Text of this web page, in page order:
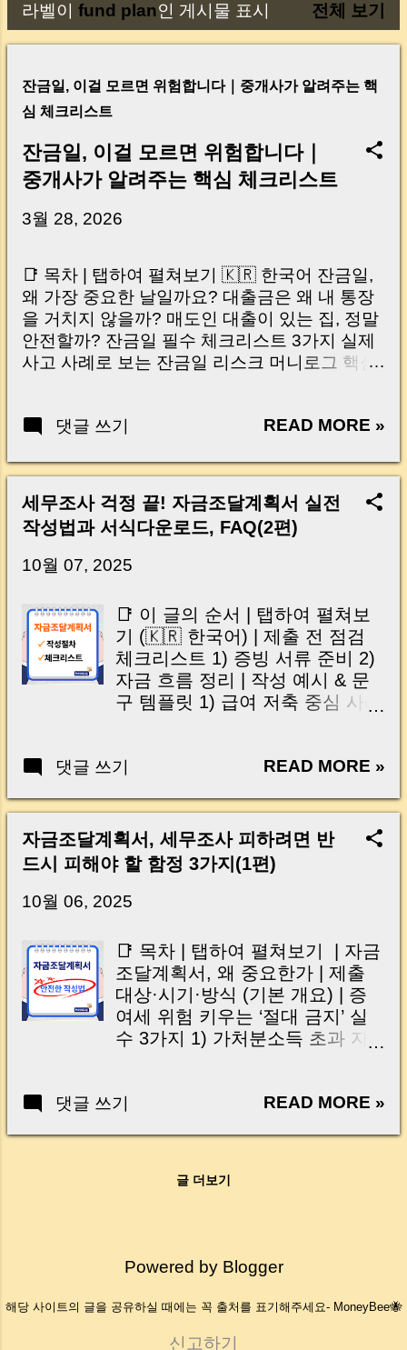
글
라벨이 fund plan인 게시물 표시 전체 보기
잔금일, 이걸 모르면 위험합니다｜중개사가 알려주는 핵
심 체크리스트
잔금일, 이걸 모르면 위험합니다｜
중개사가 알려주는 핵심 체크리스트
3월 28, 2026
📑 목차 | 탭하여 펼쳐보기 🇰🇷 한국어 잔금일,
왜 가장 중요한 날일까요? 대출금은 왜 내 통장
을 거치지 않을까? 매도인 대출이 있는 집, 정말
안전할까? 잔금일 필수 체크리스트 3가지 실제
사고 사례로 보는 잔금일 리스크 머니로그 핵심
Your Account Is It Safe If the Seller Has a
Real Risks and Mistakes to Avoid MoneyLog
Key Takeaway 혹시 이런 생각 해보신 적 있으
신가요? “잔금일… 그냥 돈 보내고 끝나는 거 아
닌가요?” 하지만 현장에서 보면 전혀 그렇지 않
습니다. 잔금일은 ‘서류 몇 장 처리하는 날’이 아
이는 가장 긴장되는 순간 입니다. 실제로 제가
중개 현장에서 겪었던 일입니다. 금요일 오후 3
시, 이체 한도에 막혀 송금이 멈췄고 그 자리에
서 계약이 무산될 뻔한 아찔한 상황이 있었습니
다. 또 어떤 분은 이렇게 말씀하십니다. “내 대출
인데 왜 내 통장으로 안 들어오죠?” “매도인이 대
사실은 ‘구조’를 몰라서 생기는 걱정입니다. 그래
서 오늘은 잔금일에 실제로 돈이 어떻게 움직이
는지, 왜 사고가 나는지, 그리고 무엇을 꼭 준비
드리겠습니다. 이 글 하나만 제대로 이해하시면,
잔금일이 더 이상 두려운 날이 아니라 “내 집을
Introduction (Tap to expand) Have you ever
댓글 쓰기 READ MORE »
세무조사 걱정 끝! 자금조달계획서 실전
작성법과 서식다운로드, FAQ(2편)
10월 07, 2025
📑 이 글의 순서 | 탭하여 펼쳐보
기 (🇰🇷 한국어) | 제출 전 점검
체크리스트 1) 증빙 서류 준비 2)
자금 흐름 정리 | 작성 예시 & 문
구 템플릿 1) 급여 저축 중심 사례
(FAQ) | 제출 절차 & 사후 소명 대
로드 & 서식 모음 | 요약 박스 –
실무 핵심 정리 | 마무리 & 참고
링크 📑 TOC | Tap to expand
(🇺🇸 English) | Pre-Submission
Checklist 1) Preparing evidence
flows | Case Examples &
Templates 1) Salary savings
case 2) Loan-based case 3)
Family loan case | FAQ | Filing
Process & Response to Inquiries
| Fact-Check & Legal Basis |
Resources | Quick Summary –
Practical Essentials | Wrap-up &
R...
댓글 쓰기 READ MORE »
자금조달계획서, 세무조사 피하려면 반
드시 피해야 할 함정 3가지(1편)
10월 06, 2025
📑 목차 | 탭하여 펼쳐보기 | 자금
조달계획서, 왜 중요한가 | 제출
대상·시기·방식 (기본 개요) | 증
여세 위험 키우는 ‘절대 금지’ 실
수 3가지 1) 가처분소득 초과 자
상환·이자 미이행 | 조사 불안 줄
Why This Form Matters | Who
Gift-Tax Risk 1) Overstating own
funds beyond disposable income
2) Large “cash on hand” with
loans (principal/interest) | Two
댓글 쓰기 READ MORE »
글 더보기
Powered by Blogger
해당 사이트의 글을 공유하실 때에는 꼭 출처를 표기해주세요- MoneyBee🐝
신고하기